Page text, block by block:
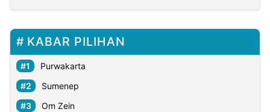
KABAR PILIHAN
Purwakarta
Sumenep
Om Zein